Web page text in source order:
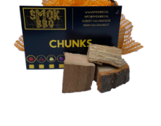
Toevoegen
aan
verlanglijst